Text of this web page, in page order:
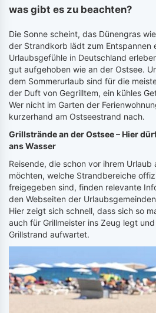
was gibt es zu beachten?
Die Sonne scheint, das Dünengras
der Strandkorb lädt zum Entspannen
Urlaubsgefühle in Deutschland
gut aufgehoben wie an der Ostsee.
dem Sommerurlaub sind für die
der Duft von Gegrilltem, ein kühles
Wer nicht im Garten der
kurzerhand am Ostseestrand nach.
Grillstrände an der Ostsee – Hier
ans Wasser
Reisende, die schon vor ihrem Urlaub
möchten, welche Strandbereiche
freigegeben sind, finden relevante
den Webseiten der
Hier zeigt sich schnell, dass sich so
auch für Grillmeister ins Zeug legt
Grillstrand aufwartet.